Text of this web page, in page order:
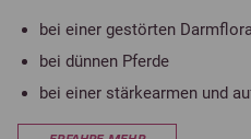
bei einer gestörten
bei dünnen Pferde
bei einer stärkearmen und